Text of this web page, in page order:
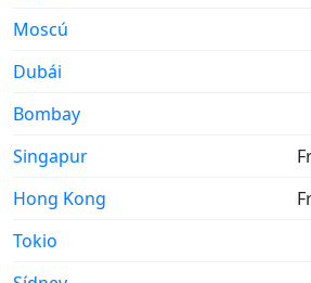
Moscú
Dubái
Bombay
Singapur
Hong Kong
Tokio